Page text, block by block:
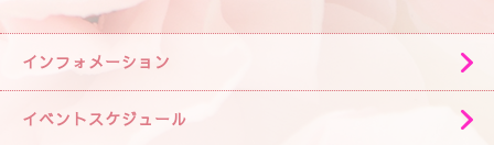
インフォメーション
イベントスケジュール